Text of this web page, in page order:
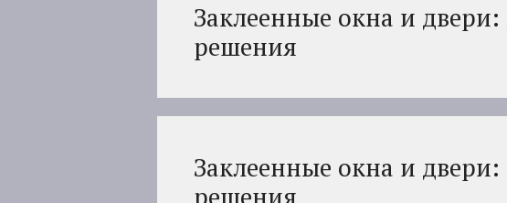
Заклеенные окна и
решения
Заклеенные окна и